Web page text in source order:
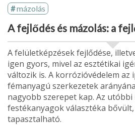
mázolás
A fejlődés és mázolás: a
A felületképzések fejlődése,
igen gyors, mivel az esz­tétikai
változik is. A korrózióvédelem az
fémanyagú szerkezetek
nagyobb szerepet kap. Az utóbbi
festékanyagok választéka
tapasztalható.